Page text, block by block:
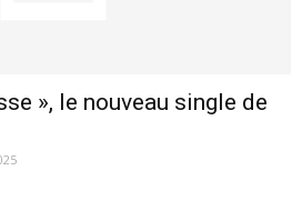
», le nouveau single de